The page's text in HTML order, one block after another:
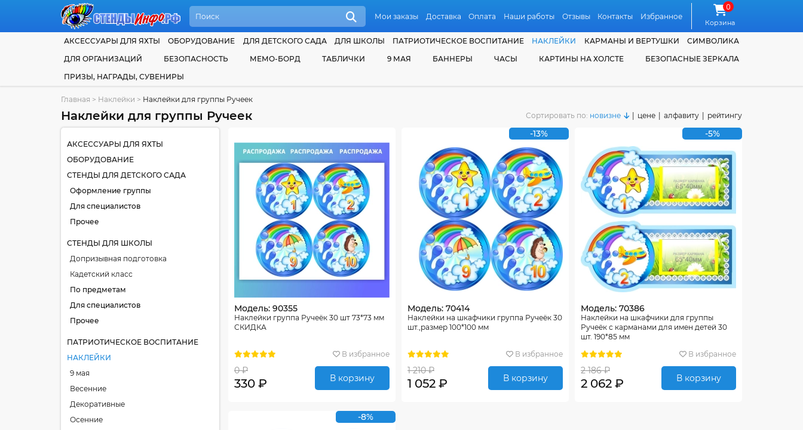
Мои заказы Доставка Оплата Наши работы Отзывы Контакты Избранное
0
Корзина
АКСЕССУАРЫ ДЛЯ ЯХТЫ ОБОРУДОВАНИЕ ДЛЯ ДЕТСКОГО САДА ДЛЯ ШКОЛЫ ПАТРИОТИЧЕСКОЕ ВОСПИТАНИЕ НАКЛЕЙКИ КАРМАНЫ И ВЕРТУШКИ
СИМВОЛИКА
ДЛЯ ОРГАНИЗАЦИЙ
БЕЗОПАСНОСТЬ МЕМО-БОРД ТАБЛИЧКИ 9 МАЯ БАННЕРЫ ЧАСЫ КАРТИНЫ НА ХОЛСТЕ
БЕЗОПАСНЫЕ ЗЕРКАЛА
ПРИЗЫ, НАГРАДЫ, СУВЕНИРЫ
Главная > Наклейки > Наклейки для группы Ручеек
Наклейки для группы Ручеек Сортировать по: новизне цене алфавиту рейтингу
АКСЕССУАРЫ ДЛЯ ЯХТЫ
ОБОРУДОВАНИЕ
СТЕНДЫ ДЛЯ ДЕТСКОГО САДА
Оформление группы
Для специалистов
Прочее
СТЕНДЫ ДЛЯ ШКОЛЫ
Допризывная подготовка
Кадетский класс
По предметам
Для специалистов
Прочее
ПАТРИОТИЧЕСКОЕ ВОСПИТАНИЕ
НАКЛЕЙКИ
9 мая
Весенние
Декоративные
Осенние
Модель: 90355
Наклейки группа Ручеёк 30 шт 73*73 мм
СКИДКА
В избранное
0 ₽
330 ₽ В корзину
-13%
Модель: 70414
Наклейки на шкафчики группа Ручеёк 30
шт.,размер 100*100 мм
В избранное
1 210 ₽
1 052 ₽ В корзину
-5%
Модель: 70386
Наклейки на шкафчики для группы
Ручеёк с карманами для имен детей 30
шт. 190*85 мм
В избранное
2 186 ₽
2 062 ₽ В корзину
-8%